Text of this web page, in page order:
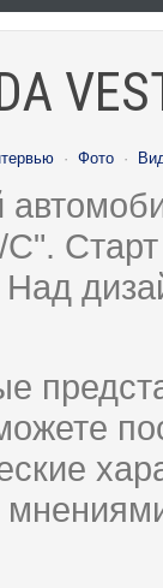
· Фото ·
Над